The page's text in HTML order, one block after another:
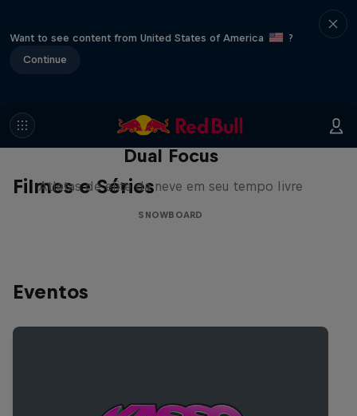
Want to see content from United States of America
?
Continue
Filmes e Séries
Dual Focus
Atletas de elite da neve em seu tempo livre
SNOWBOARD
Eventos